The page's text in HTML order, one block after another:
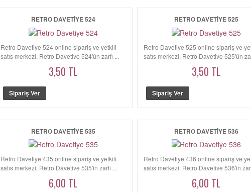
RETRO DAVETIYE 524
Retro Davetiye 524 online sipariş ve yetkili
satış merkezi. Retro Davetiye 524'ün zarfı ...
3,50 TL
RETRO DAVETIYE 525
Retro Davetiye 525 online sipariş ve
satış merkezi. Retro Davetiye 525'ün
3,50 TL
RETRO DAVETIYE 535
Retro Davetiye 435 online sipariş ve yetkili
satış merkezi. Retro Davetiye 535'in zarfı ...
6,00 TL
RETRO DAVETIYE 536
Retro Davetiye 436 online sipariş ve
satış merkezi. Retro Davetiye 536'in
6,00 TL